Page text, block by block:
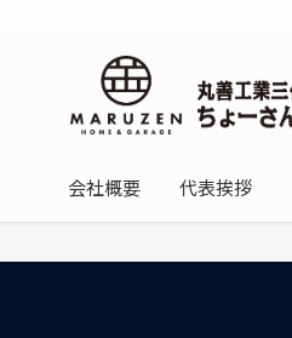
会社概要 代表挨拶